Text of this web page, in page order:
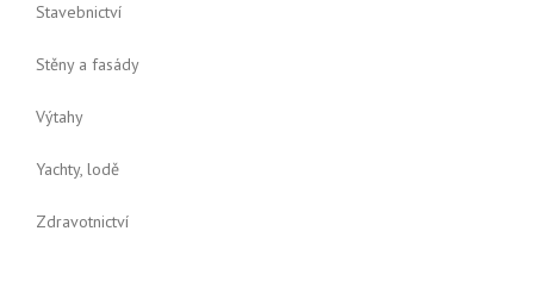
Stavebnictví
Stěny a fasády
Výtahy
Yachty, lodě
Zdravotnictví